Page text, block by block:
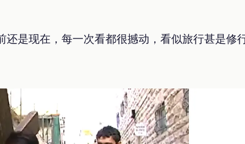
是现在，每一次看都很撼动，看似旅行甚是修行